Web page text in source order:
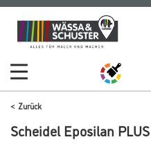
Zum
Inhalt
Zum
Navigationsmenü
Zurück
Scheidel Eposilan